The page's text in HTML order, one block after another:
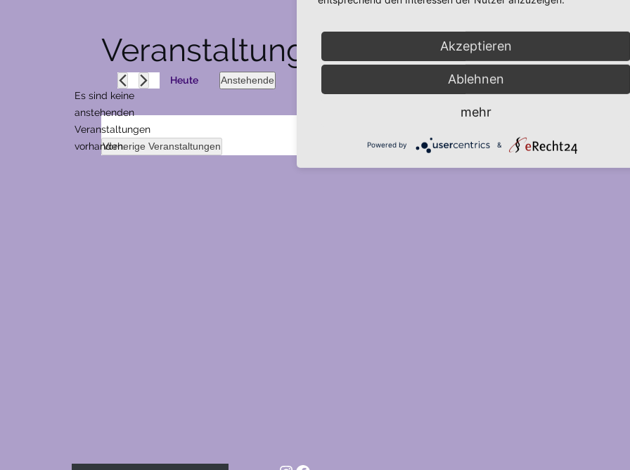
Veranstaltungen von diesem
Hinweis
Es sind keine
anstehenden
Veranstaltungen
vorhanden.
Heute
Anstehende
wählen.
Vorherige Veranstaltungen
Akzeptieren
Ablehnen
mehr
Powered by &